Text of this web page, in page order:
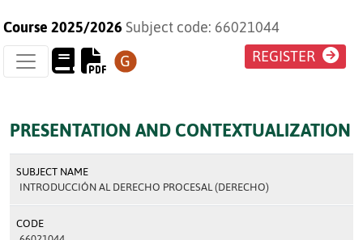
Course 2025/2026 Subject code: 66021044
REGISTER
PRESENTATION AND CONTEXTUALIZATION
SUBJECT NAME
INTRODUCCIÓN AL DERECHO PROCESAL (DERECHO)
CODE